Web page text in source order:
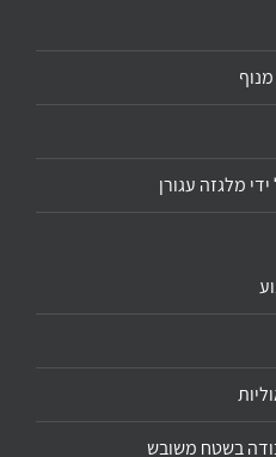
מלגזה עגורן
בשטח משובש